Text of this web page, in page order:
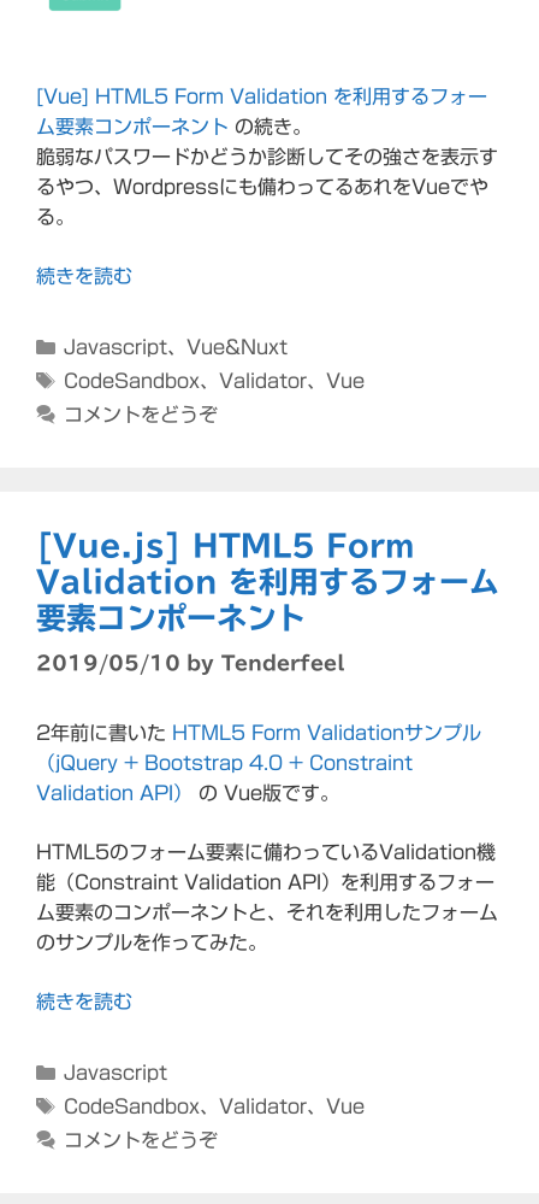
[Vue] HTML5 Form Validation を利用するフォー
ム要素コンポーネント の続き。
脆弱なパスワードかどうか診断してその強さを表示す
るやつ、Wordpressにも備わってるあれをVueでや
る。
続きを読む
カ
テ
Javascript、 Vue&Nuxt
タ
グ
CodeSandbox、 Validator、 Vue
コメントをどうぞ
[Vue.js] HTML5 Form
Validation を利用するフォーム
要素コンポーネント
2019/05/10 by Tenderfeel
2年前に書いた HTML5 Form Validationサンプル
（jQuery + Bootstrap 4.0 + Constraint
Validation API）
の Vue版です。
HTML5のフォーム要素に備わっているValidation機
能（Constraint Validation API）を利用するフォー
ム要素のコンポーネントと、それを利用したフォーム
のサンプルを作ってみた。
続きを読む
カ
テ
Javascript
タ
グ
CodeSandbox、 Validator、 Vue
コメントをどうぞ